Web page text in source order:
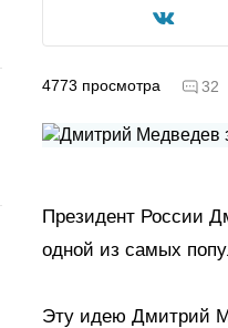
4773 просмотра 32
Президент России
одной из самых
Эту идею Дмитрий